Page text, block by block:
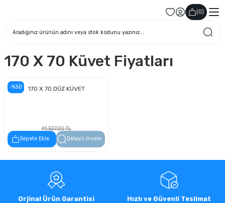
(0)
170 X 70 Küvet Fiyatları
-%50 170 X 70 DÜZ KÜVET
41.527,20 TL
20.763,60 TL
Sepete Ekle Detaylı İncele
Orjinal Ürün Garantisi Hızlı ve Güvenli Teslimat